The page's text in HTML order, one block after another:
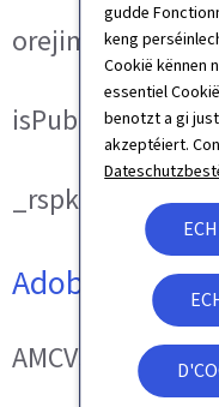
gudde
keng
Cookië kënnen
essentiel
benotzt a gi
akzeptéiert.
orejime
isPublicWebsite
_rspkrLoadCore
Adobe